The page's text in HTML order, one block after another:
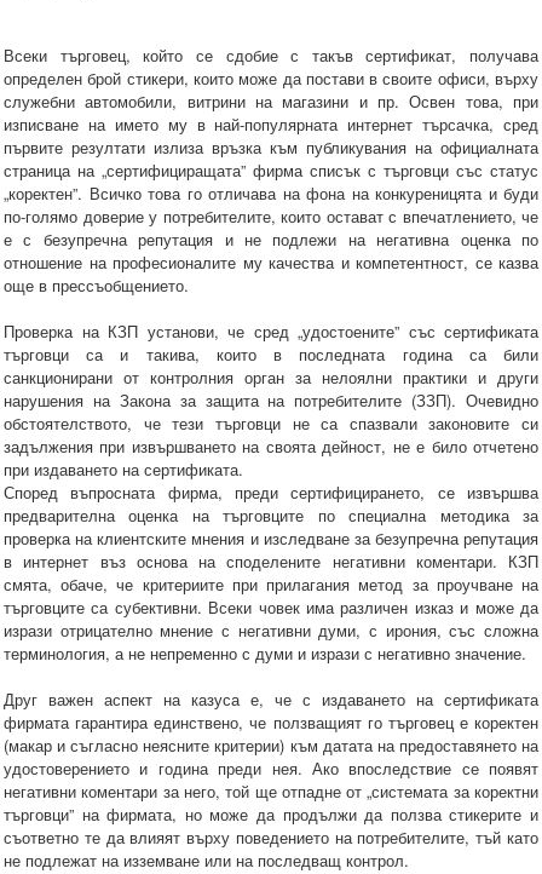
Всеки търговец, който се сдобие с такъв сертификат, получава
определен брой стикери, които може да постави в своите офиси, върху
служебни автомобили, витрини на магазини и пр. Освен това, при
изписване на името му в най-популярната интернет търсачка, сред
първите резултати излиза връзка към публикувания на официалната
страница на „сертифициращата” фирма списък с търговци със статус
„коректен”. Всичко това го отличава на фона на конкуреницята и буди
по-голямо доверие у потребителите, които остават с впечатлението, че
е с безупречна репутация и не подлежи на негативна оценка по
отношение на професионалите му качества и компетентност, се казва
още в прессъобщението.
Проверка на КЗП установи, че сред „удостоените” със сертификата
търговци са и такива, които в последната година са били
санкционирани от контролния орган за нелоялни практики и други
нарушения на Закона за защита на потребителите (ЗЗП). Очевидно
обстоятелството, че тези търговци не са спазвали законовите си
задължения при извършването на своята дейност, не е било отчетено
при издаването на сертификата.
Според въпросната фирма, преди сертифицирането, се извършва
предварителна оценка на търговците по специална методика за
проверка на клиентските мнения и изследване за безупречна репутация
в интернет въз основа на споделените негативни коментари. КЗП
смята, обаче, че критериите при прилагания метод за проучване на
търговците са субективни. Всеки човек има различен изказ и може да
изрази отрицателно мнение с негативни думи, с ирония, със сложна
терминология, а не непременно с думи и изрази с негативно значение.
Друг важен аспект на казуса е, че с издаването на сертификата
фирмата гарантира единствено, че ползващият го търговец е коректен
(макар и съгласно неясните критерии) към датата на предоставянето на
удостоверението и година преди нея. Ако впоследствие се появят
негативни коментари за него, той ще отпадне от „системата за коректни
търговци” на фирмата, но може да продължи да ползва стикерите и
съответно те да влияят върху поведението на потребителите, тъй като
не подлежат на изземване или на последващ контрол.